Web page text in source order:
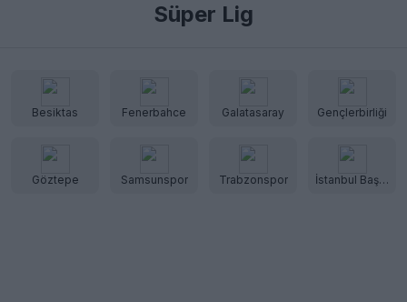
Süper Lig
Besiktas Fenerbahce Galatasaray Gençlerbirliği
Göztepe Samsunspor Trabzonspor İstanbul Başakşehir